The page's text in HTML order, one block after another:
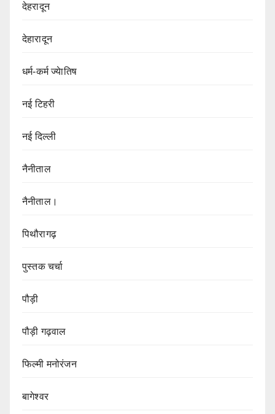
देहरादून
देहारादून
धर्म-कर्म ज्येातिष
नई टिहरी
नई दिल्ली
नैनीताल
नैनीताल।
पिथौरागढ़
पुस्तक चर्चा
पौड़ी
पौड़ी गढ़वाल
फिल्मी मनोरंजन
बागेश्वर